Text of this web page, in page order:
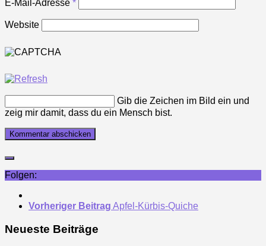
E-Mail-Adresse *
Website
Gib die Zeichen im Bild ein und
zeig mir damit, dass du ein Mensch bist.
Folgen:
Vorheriger Beitrag Apfel-Kürbis-Quiche
Neueste Beiträge